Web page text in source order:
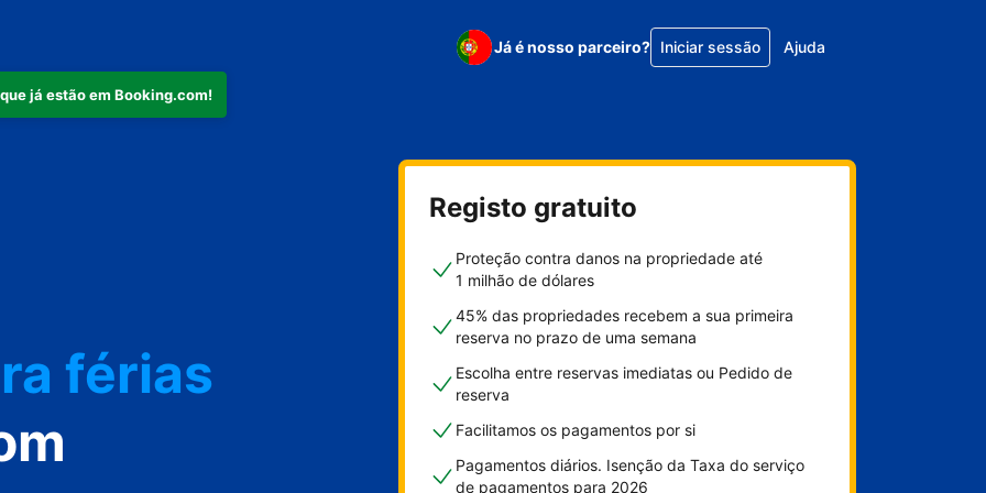
já estão em Booking.com!
Já é nosso parceiro? Iniciar sessão Ajuda
férias
Registo gratuito
Proteção contra danos na propriedade até
1 milhão de dólares
45% das propriedades recebem a sua primeira
reserva no prazo de uma semana
Escolha entre reservas imediatas ou Pedido de
reserva
Facilitamos os pagamentos por si
Pagamentos diários. Isenção da Taxa do serviço
de pagamentos para 2026